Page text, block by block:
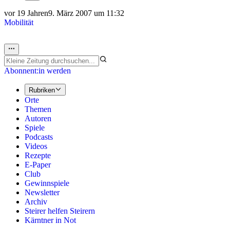
vor 19 Jahren9. März 2007 um 11:32
Mobilität
Abonnent:in werden
Rubriken
Orte
Themen
Autoren
Spiele
Podcasts
Videos
Rezepte
E-Paper
Club
Gewinnspiele
Newsletter
Archiv
Steirer helfen Steirern
Kärntner in Not